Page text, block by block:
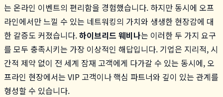
는 온라인 이벤트의 편리함을 경험했습니다. 하지만 동시에 오프
라인에서만 느낄 수 있는 네트워킹의 가치와 생생한 현장감에 대
한 갈증도 커졌습니다.하이브리드 웨비나는 이러한 두 가지 요구
를 모두 충족시키는 가장 이상적인 해답입니다. 기업은 지리적, 시
간적 제약 없이 전 세계 잠재 고객에게 다가갈 수 있는 동시에, 오
프라인 현장에서는 VIP 고객이나 핵심 파트너와 깊이 있는 관계를
형성할 수 있습니다.